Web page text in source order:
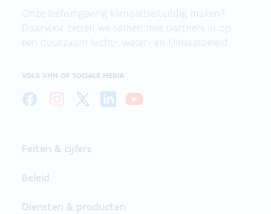
Onze leefomgeving klimaatbestendig maken?
Daarvoor zetten we samen met partners in op
een duurzaam lucht-, water- en klimaatbeleid.
VOLG VMM OP SOCIALE MEDIA
Feiten & cijfers
Beleid
Diensten & producten